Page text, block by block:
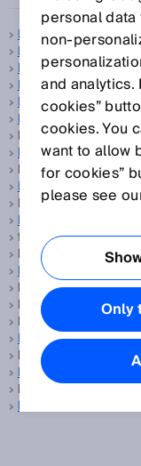
Fackelgas
Fackelgasmessung
Fahrerassistenz
Farbsensoren
Fast Moving
Feedback-LED
Feedback-Spot,
Feldbus
Feldbus, siehe
Feldsatz
feste Ausblendung,
Field of view, siehe
Flansch
Flare, sieheOel und
Flow, siehe Oel und
Flowmeter, siehe
Fokussierte Optik
FOV, siehe
Funktionale
Füllhöhe, siehe
Füllstandsensor
personal
and
cookies”
cookies. You
want to allow
for cookies”
please see
Only